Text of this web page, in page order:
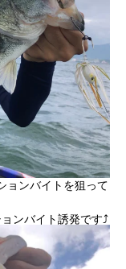
ョンバイトを狙って
ンバイト誘発です⤴︎